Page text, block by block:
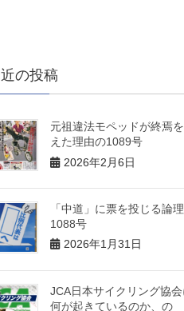
の投稿
元祖違法モペッドが終焉
えた理由の1089号
2026年2月6日
「中道」に票を投じる論
1088号
2026年1月31日
JCA日本サイクリング協会
何が起きているのか、の